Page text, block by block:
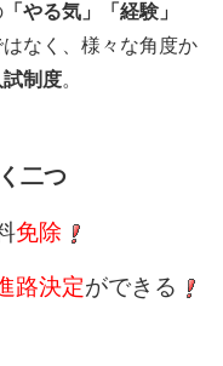
「やる気」「経験」
なく、様々な角度か
試制度。
二つ
免除
路決定ができる